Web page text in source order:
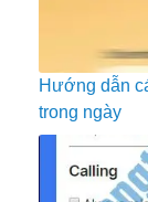
Hướng dẫn
trong ngày